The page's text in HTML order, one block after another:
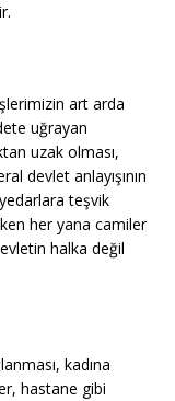
art arda
uğrayan
uzak olması,
devlet anlayışının
teşvik
her yana camiler
halka değil
kadına
hastane gibi